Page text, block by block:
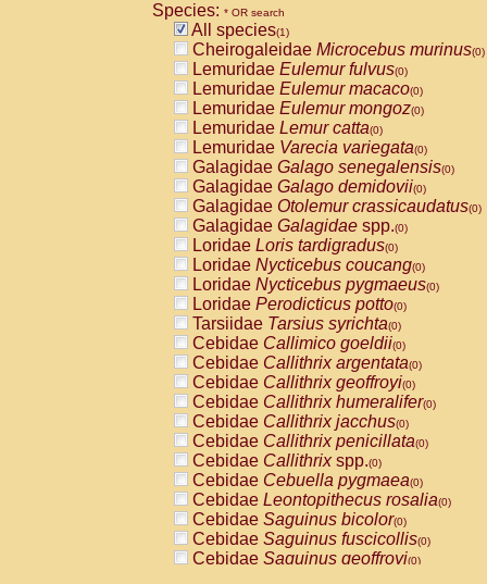
Species: * OR search
All species(1)
Cheirogaleidae Microcebus murinus(0)
Lemuridae Eulemur fulvus(0)
Lemuridae Eulemur macaco(0)
Lemuridae Eulemur mongoz(0)
Lemuridae Lemur catta(0)
Lemuridae Varecia variegata(0)
Galagidae Galago senegalensis(0)
Galagidae Galago demidovii(0)
Galagidae Otolemur crassicaudatus(0)
Galagidae Galagidae spp.(0)
Loridae Loris tardigradus(0)
Loridae Nycticebus coucang(0)
Loridae Nycticebus pygmaeus(0)
Loridae Perodicticus potto(0)
Tarsiidae Tarsius syrichta(0)
Cebidae Callimico goeldii(0)
Cebidae Callithrix argentata(0)
Cebidae Callithrix geoffroyi(0)
Cebidae Callithrix humeralifer(0)
Cebidae Callithrix jacchus(0)
Cebidae Callithrix penicillata(0)
Cebidae Callithrixspp.(0)
Cebidae Cebuella pygmaea(0)
Cebidae Leontopithecus rosalia(0)
Cebidae Saguinus bicolor(0)
Cebidae Saguinus fuscicollis(0)
Cebidae Saguinus geoffroyi(0)